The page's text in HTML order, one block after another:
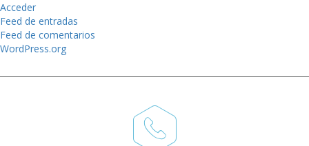
Acceder
Feed de entradas
Feed de comentarios
WordPress.org